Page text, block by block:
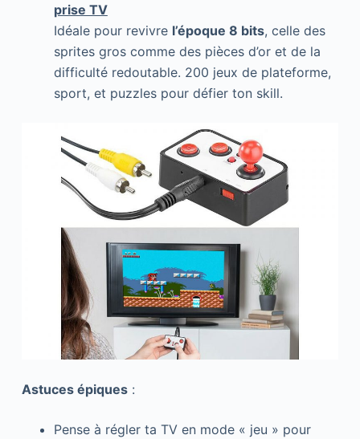
prise TV
Idéale pour revivre l’époque 8 bits, celle des
sprites gros comme des pièces d’or et de la
difficulté redoutable. 200 jeux de plateforme,
sport, et puzzles pour défier ton skill.
Astuces épiques:
Pense à régler ta TV en mode « jeu » pour